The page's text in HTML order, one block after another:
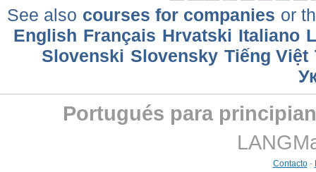
See also courses for companies or
English Français Hrvatski Italiano
Slovenski Slovensky Tiếng Việt
Portugués para
Contacto-